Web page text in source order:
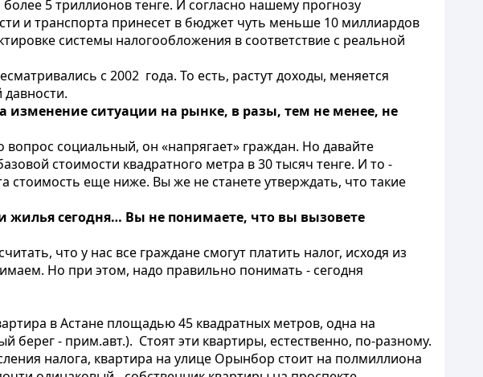
5 триллионов тенге. И согласно нашему прогнозу
и транспорта принесет в бюджет чуть меньше 10 миллиардов
системы налогообложения в соответствие с реальной
с 2002 года. То есть, растут доходы, меняется
изменение ситуации на рынке, в разы, тем не менее, не
социальный, он «напрягает» граждан. Но давайте
стоимости квадратного метра в 30 тысяч тенге. И то -
стоимость еще ниже. Вы же не станете утверждать, что такие
сегодня… Вы не понимаете, что вы вызовете
что у нас все граждане смогут платить налог, исходя из
Но при этом, надо правильно понимать - сегодня
в Астане площадью 45 квадратных метров, одна на
берег - прим.авт.). Стоят эти квартиры, естественно, по-разному.
налога, квартира на улице Орынбор стоит на полмиллиона